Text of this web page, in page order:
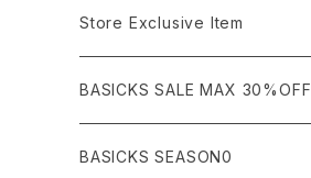
ANCHOR
CARGO (カーゴ)
Boots
Bag / Wallet
Watch
Interior
¥5,000〜¥10,000
¥10,000〜¥30,000
¥30,000〜¥50,000
Store Exclusive Item
BASICKS SALE MAX 30%OFF
BASICKS SEASON0